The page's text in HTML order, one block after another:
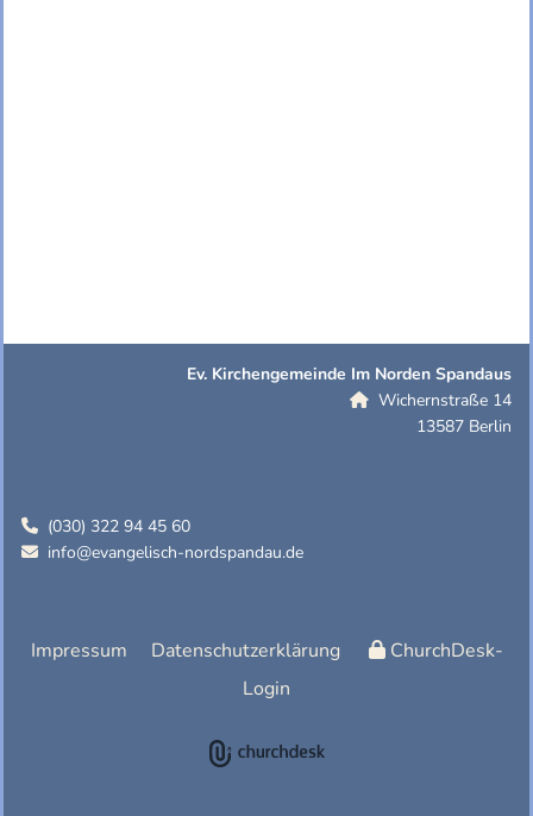
Ev. Kirchengemeinde Im Norden Spandaus
 Wichernstraße 14
13587 Berlin
 (030) 322 94 45 60
 info@evangelisch-nordspandau.de
Impressum Datenschutzerklärung
ChurchDesk-
Login